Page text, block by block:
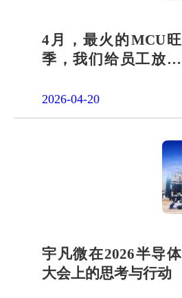
4月，最火的MCU旺
季，我们给员工放了
2026-04-20
宇凡微在2026半导体
大会上的思考与行动